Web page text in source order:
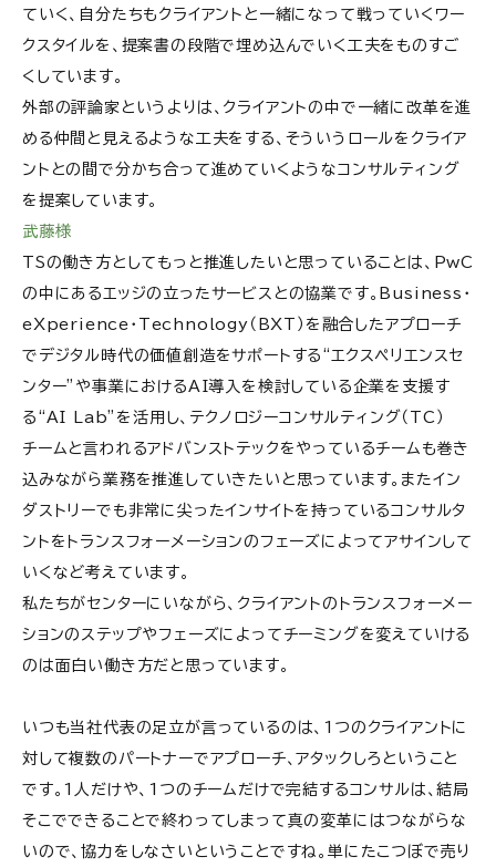
ていく、自分たちもクライアントと一緒になって戦っていくワー
クスタイルを、提案書の段階で埋め込んでいく工夫をものすご
くしています。
外部の評論家というよりは、クライアントの中で一緒に改革を進
める仲間と見えるような工夫をする、そういうロールをクライア
ントとの間で分かち合って進めていくようなコンサルティング
を提案しています。
武藤様
TSの働き方としてもっと推進したいと思っていることは、PwC
の中にあるエッジの立ったサービスとの協業です。Business・
eXperience・Technology（BXT）を融合したアプローチ
でデジタル時代の価値創造をサポートする“エクスペリエンスセ
ンター”や事業におけるAI導入を検討している企業を支援す
る“AI Lab”を活用し、テクノロジーコンサルティング（TC）
チームと言われるアドバンストテックをやっているチームも巻き
込みながら業務を推進していきたいと思っています。またイン
ダストリーでも非常に尖ったインサイトを持っているコンサルタ
ントをトランスフォーメーションのフェーズによってアサインして
いくなど考えています。
私たちがセンターにいながら、クライアントのトランスフォーメー
ションのステップやフェーズによってチーミングを変えていける
のは面白い働き方だと思っています。
いつも当社代表の足立が言っているのは、1つのクライアントに
対して複数のパートナーでアプローチ、アタックしろということ
です。1人だけや、1つのチームだけで完結するコンサルは、結局
そこでできることで終わってしまって真の変革にはつながらな
いので、協力をしなさいということですね。単にたこつぼで売り